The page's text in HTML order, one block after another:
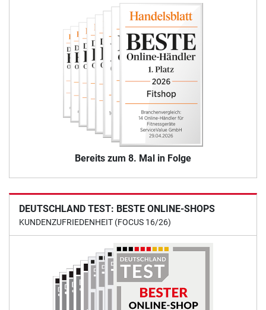
Bereits zum 8. Mal in Folge
DEUTSCHLAND TEST: BESTE ONLINE-SHOPS
KUNDENZUFRIEDENHEIT (FOCUS 16/26)